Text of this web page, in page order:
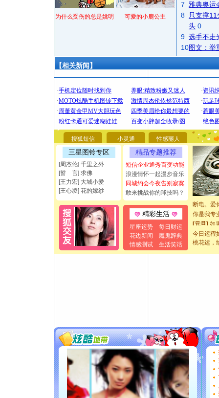
为什么受伤的总是姚明 可爱的小鹿公主
7
雅典奥运
8
只支撑
头 0
9 选手不走
10图文：举
【相关新闻】
搜狐短信 小灵通 性感丽人
三星图铃专区
[周杰伦] 千里之外
[誓 言] 求佛
[王力宏] 大城小爱
[王心凌] 花的嫁纱
精品专题推荐
短信企业通秀百变功能
浪漫情怀一起漫步音乐
同城约会今夜告别寂寞
敢来挑战你的球技吗？
精彩生活
星座运势
每日财运
花边新闻
魔鬼辞典
情感测试
生活笑话
[圣诞节]
你太多
要平安！
[圣诞节]
能正大光
都要快乐
[圣诞节]
如意,快
[元旦]看
断电。爱
你是我专
[元旦]
如
起；二
离。水晶
送你一棵
[圣诞节]
你太多，
要平安
[圣诞节]
能正大
都要快乐
[圣诞节]
今日运程
桃花运，